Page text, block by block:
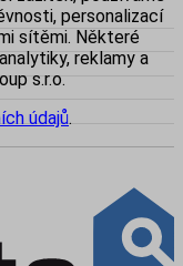
personalizací
sítěmi. Některé
reklamy a
s.r.o.
údajů.